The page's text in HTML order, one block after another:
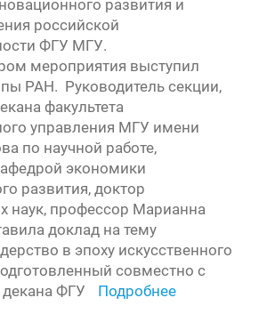
развития и
российской
ФГУ МГУ.
мероприятия выступил
РАН. Руководитель секции,
факультета
управления МГУ имени
по научной работе,
экономики
развития, доктор
наук, профессор Марианна
доклад на тему
в эпоху искусственного
совместно с
ФГУ
Подробнее